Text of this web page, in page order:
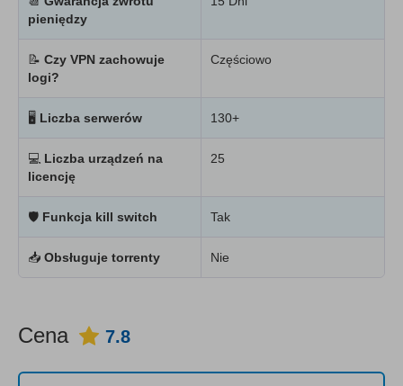
pieniędzy
📝 Czy VPN zachowuje
logi?
Częściowo
🖥 Liczba serwerów 130+
💻 Liczba urządzeń na
licencję
25
🛡 Funkcja kill switch Tak
📥 Obsługuje torrenty Nie
Cena 7.8